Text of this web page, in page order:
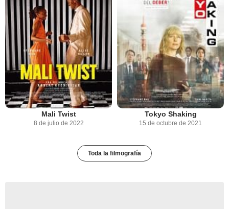
Mali Twist
8 de julio de 2022
Tokyo Shaking
15 de octubre de 2021
Toda la filmografía